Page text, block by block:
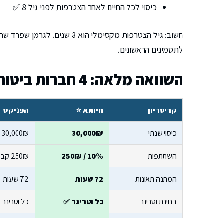
כיסוי לכל החיים לאחר הצטרפות לפני גיל 8 ✅
חשוב: גיל הצטרפות
לתסמינים הראשונים.
השוואה מלאה: 4 חברות ביטוח לגרמן שפרד
קריטריון חיותא ⭐ הפניקס
כיסוי שנתי 30,000₪
30,000₪
השתתפות 10% / 250₪ 250₪ קבוע
המתנה תאונות 72 שעות 72 שעות
בחירת וטרינר כל וטרינר ✅ כל